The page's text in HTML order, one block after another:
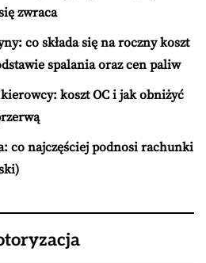
zwraca
co składa się na roczny koszt
spalania oraz cen paliw
koszt OC i jak obniżyć
co najczęściej podnosi rachunki